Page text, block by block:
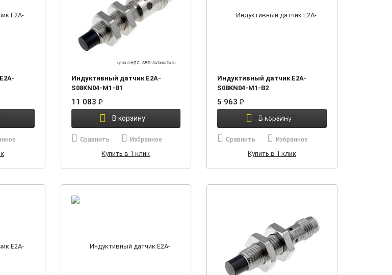
Индуктивный датчик E2A-
S08KN04-M1-B1
11 083 ₽
В корзину
Сравнить Избранное
Купить в 1 клик
Индуктивный датчик E2A-
S08KN04-M1-B2
5 963₽
В корзину
Сравнить Избранное
Купить в 1 клик